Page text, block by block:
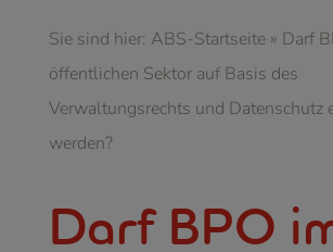
Sie sind hier: ABS-Startseite» Darf
öffentlichen Sektor auf Basis des
Verwaltungsrechts und Datenschutz
werden?
Darf BPO